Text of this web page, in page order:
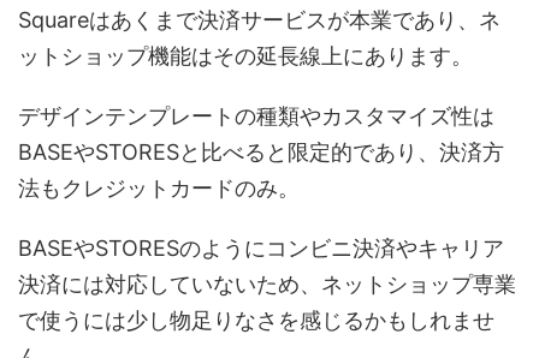
Squareはあくまで決済サービスが本業であり、ネ
ットショップ機能はその延長線上にあります。
デザインテンプレートの種類やカスタマイズ性は
BASEやSTORESと比べると限定的であり、決済方
法もクレジットカードのみ。
BASEやSTORESのようにコンビニ決済やキャリア
決済には対応していないため、ネットショップ専業
で使うには少し物足りなさを感じるかもしれませ